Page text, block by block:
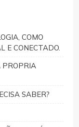
COMO
E CONECTADO.
PROPRIA
SABER?